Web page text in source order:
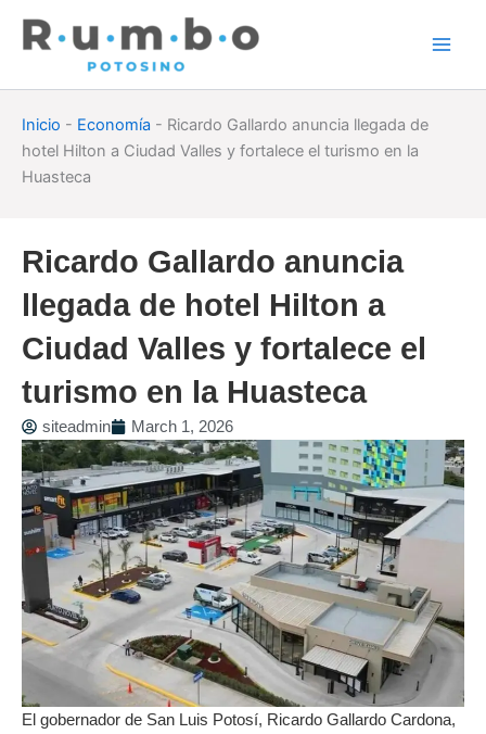
Inicio - Economía - Ricardo Gallardo anuncia llegada de
hotel Hilton a Ciudad Valles y fortalece el turismo en la
Huasteca
Ricardo Gallardo anuncia
llegada de hotel Hilton a
Ciudad Valles y fortalece el
turismo en la Huasteca
siteadmin March 1, 2026
El gobernador de San Luis Potosí, Ricardo Gallardo Cardona,